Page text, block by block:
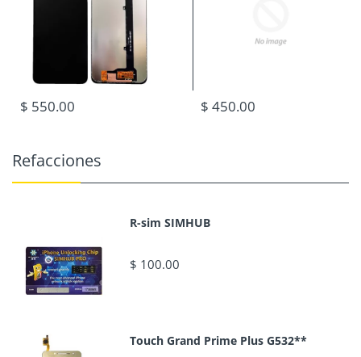
$ 550.00 $ 450.00
Refacciones
R-sim SIMHUB
$ 100.00
Touch Grand Prime Plus G532**